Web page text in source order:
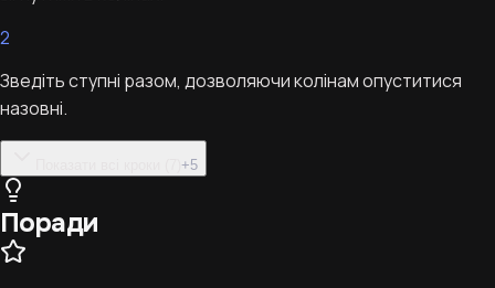
2
Зведіть ступні разом, дозволяючи колінам опуститися
назовні.
+5
Поради